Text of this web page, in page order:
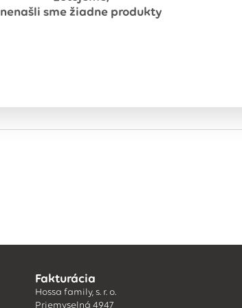
nenašli sme žiadne produkty
Fakturácia
Hossa family, s. r. o.
Priemyselná 4947